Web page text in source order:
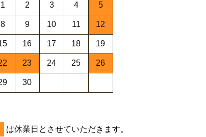
1 2 3 4 5
8 9 10 11 12
16 17 18 19
23 24 25 26
30
は休業日とさせていただきます。